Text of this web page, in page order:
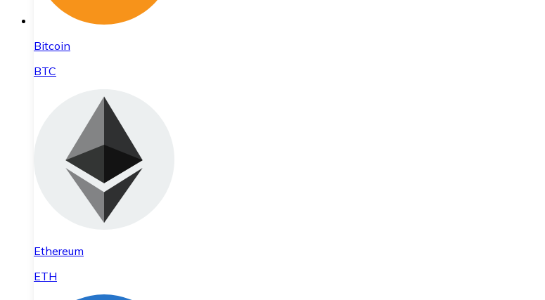
Bitcoin
BTC
Ethereum
ETH